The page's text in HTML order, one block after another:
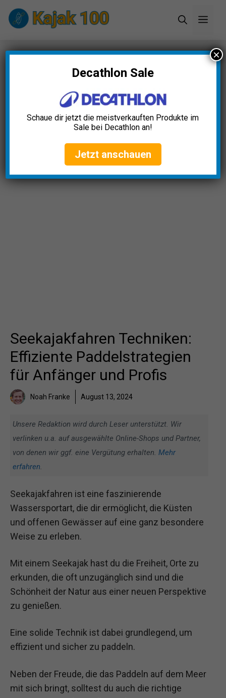
Zum
Inhalt
Startseite»Blog»Seekajakfahren Techniken:
Effiziente Paddelstrategien für Anfänger und
Seekajakfahren Techniken:
Effiziente Paddelstrategien
für Anfänger und Profis
Noah Franke August 13, 2024
Unsere Redaktion wird durch Leser unterstützt. Wir
verlinken u.a. auf ausgewählte Online-Shops und Partner,
von denen wir ggf. eine Vergütung erhalten. Mehr
erfahren.
Seekajakfahren ist eine faszinierende
Wassersportart, die dir ermöglicht, die Küsten
und offenen Gewässer auf eine ganz besondere
Weise zu erleben.
Mit einem Seekajak hast du die Freiheit, Orte zu
erkunden, die oft unzugänglich sind und die
Schönheit der Natur aus einer neuen Perspektive
zu genießen.
Eine solide Technik ist dabei grundlegend, um
effizient und sicher zu paddeln.
Neben der Freude, die das Paddeln auf dem Meer
mit sich bringt, solltest du auch die richtige
Decathlon Sale
Schaue dir jetzt die meistverkauften Produkte im
Sale bei Decathlon an!
Jetzt anschauen
×